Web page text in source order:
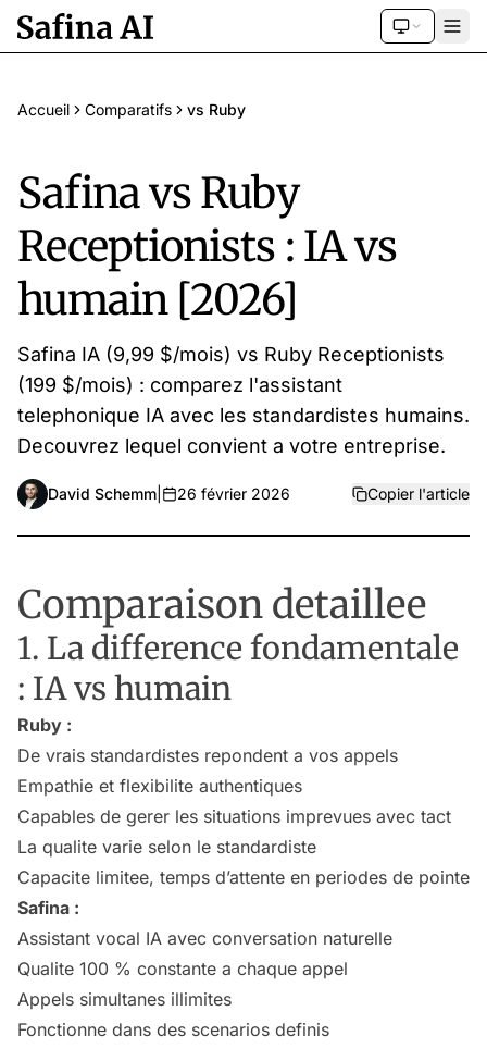
Accueil Comparatifs vs Ruby
Safina vs Ruby
Receptionists : IA vs
humain [2026]
Safina IA (9,99 $/mois) vs Ruby Receptionists
(199 $/mois) : comparez l'assistant
telephonique IA avec les standardistes humains.
Decouvrez lequel convient a votre entreprise.
David Schemm 26 février 2026 Copier l'article
Comparaison detaillee
1. La difference fondamentale
: IA vs humain
Ruby :
De vrais standardistes repondent a vos appels
Empathie et flexibilite authentiques
Capables de gerer les situations imprevues avec tact
La qualite varie selon le standardiste
Capacite limitee, temps d’attente en periodes de pointe
Safina :
Assistant vocal IA avec conversation naturelle
Qualite 100 % constante a chaque appel
Appels simultanes illimites
Fonctionne dans des scenarios definis